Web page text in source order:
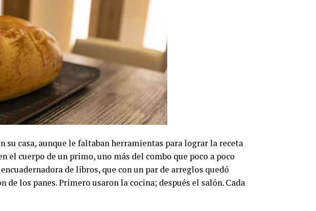
su casa, aunque le faltaban herramientas para lograr la receta
el cuerpo de un primo, uno más del combo que poco a poco
de libros, que con un par de arreglos quedó
los panes. Primero usaron la cocina; después el salón. Cada